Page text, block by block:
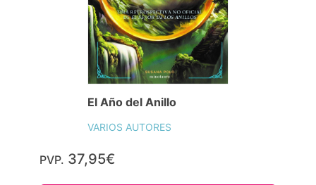
El Año del Anillo
VARIOS AUTORES
PVP. 37,95€